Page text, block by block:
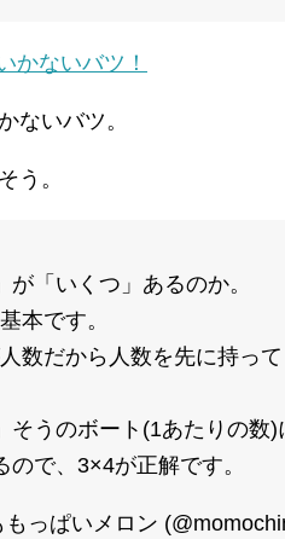
ないバツ。
う。
が「いくつ」あるのか。
本です。
数だから人数を先に持っ
そうのボート(1あたりの数
で、3×4が正解です。
っぱいメロン